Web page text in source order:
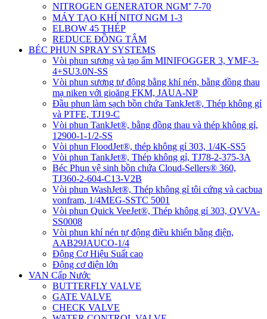
NITROGEN GENERATOR NGM⁺ 7-70
MÁY TẠO KHÍ NITƠ NGM 1-3
ELBOW 45 THÉP
REDUCE ĐỒNG TÂM
BÉC PHUN SPRAY SYSTEMS
Vòi phun sương và tạo ẩm MINIFOGGER 3, YMF-3-
4+SU3.0N-SS
Vòi phun sương tự động bằng khí nén, bằng đồng thau
mạ niken với gioăng FKM, JAUA-NP
Đầu phun làm sạch bồn chứa TankJet®, Thép không gỉ
và PTFE, TJ19-C
Vòi phun TankJet®, bằng đồng thau và thép không gỉ,
12900-1-1/2-SS
Vòi phun FloodJet®, thép không gỉ 303, 1/4K-SS5
Vòi phun TankJet®, Thép không gỉ, TJ78-2-375-3A
Béc Phun vệ sinh bồn chứa Cloud-Sellers® 360,
TJ360-2-604-C13-V2B
Vòi phun WashJet®, Thép không gỉ tôi cứng và cacbua
vonfram, 1/4MEG-SSTC 5001
Vòi phun Quick VeeJet®, Thép không gỉ 303, QVVA-
SS0008
Vòi phun khí nén tự động điều khiển bằng điện,
AAB29JAUCO-1/4
Động Cơ Hiệu Suất cao
Động cơ điện lớn
VAN Cấp Nước
BUTTERFLY VALVE
GATE VALVE
CHECK VALVE